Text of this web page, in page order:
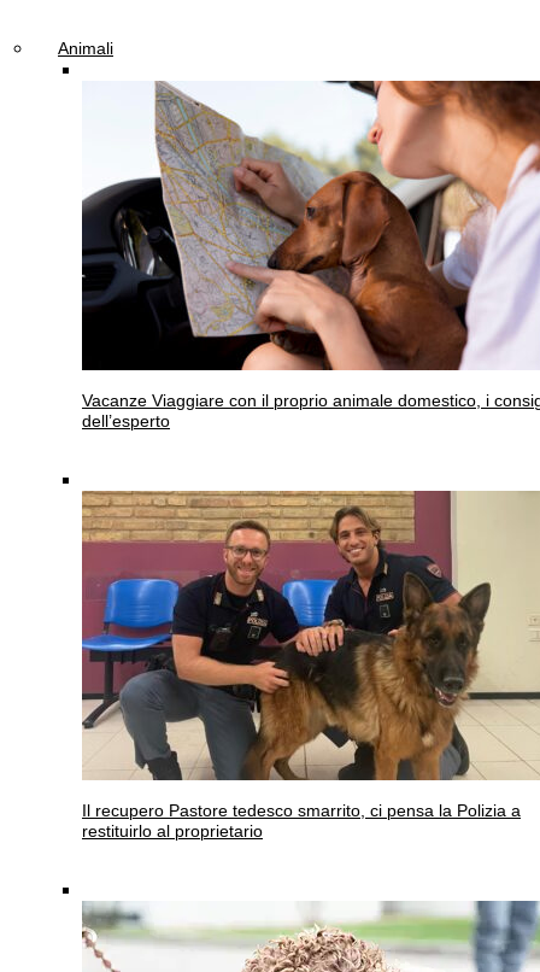
Animali
Vacanze Viaggiare con il proprio animale domestico, i
dell’esperto
Il recupero Pastore tedesco smarrito, ci pensa la Polizia a
restituirlo al proprietario